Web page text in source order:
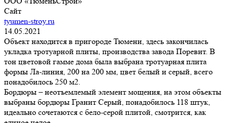
Сайт
tyumen-stroy.ru
14.05.2021
Объект находится в пригороде Тюмени, здесь закончилась
укладка тротуарной плиты, производства завода Поревит. В
тон цветовой гамме дома была выбрана тротуарная плита
формы Ла-линия, 200 на 200 мм, цвет белый и серый, всего
понадобилось 250 м2.
Бордюры – неотъемлемый элемент мощения, на этом объекты
выбраны бордюры Гранит Серый, понадобилось 118 штук,
идеально сочетаются с бело-серой плитой, смотрится, как